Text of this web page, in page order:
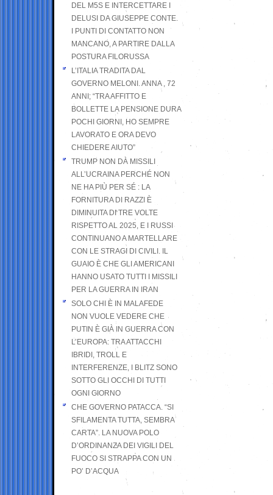
DEL M5S E INTERCETTARE I
DELUSI DA GIUSEPPE CONTE.
I PUNTI DI CONTATTO NON
MANCANO, A PARTIRE DALLA
POSTURA FILORUSSA
L’ITALIA TRADITA DAL
GOVERNO MELONI. ANNA , 72
ANNI; “TRA AFFITTO E
BOLLETTE LA PENSIONE DURA
POCHI GIORNI, HO SEMPRE
LAVORATO E ORA DEVO
CHIEDERE AIUTO”
TRUMP NON DÀ MISSILI
ALL’UCRAINA PERCHÉ NON
NE HA PIÙ PER SÉ : LA
FORNITURA DI RAZZI È
DIMINUITA DI TRE VOLTE
RISPETTO AL 2025, E I RUSSI
CONTINUANO A MARTELLARE
CON LE STRAGI DI CIVILI. IL
GUAIO È CHE GLI AMERICANI
HANNO USATO TUTTI I MISSILI
PER LA GUERRA IN IRAN
SOLO CHI È IN MALAFEDE
NON VUOLE VEDERE CHE
PUTIN È GIÀ IN GUERRA CON
L’EUROPA: TRA ATTACCHI
IBRIDI, TROLL E
INTERFERENZE, I BLITZ SONO
SOTTO GLI OCCHI DI TUTTI
OGNI GIORNO
CHE GOVERNO PATACCA. “SI
SFILAMENTA TUTTA, SEMBRA
CARTA”. LA NUOVA POLO
D’ORDINANZA DEI VIGILI DEL
FUOCO SI STRAPPA CON UN
PO’ D’ACQUA